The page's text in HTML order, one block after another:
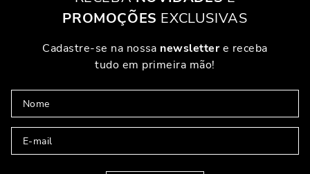
PROMOÇÕES EXCLUSIVAS
Cadastre-se na nossa newslettere receba
tudo em primeira mão!